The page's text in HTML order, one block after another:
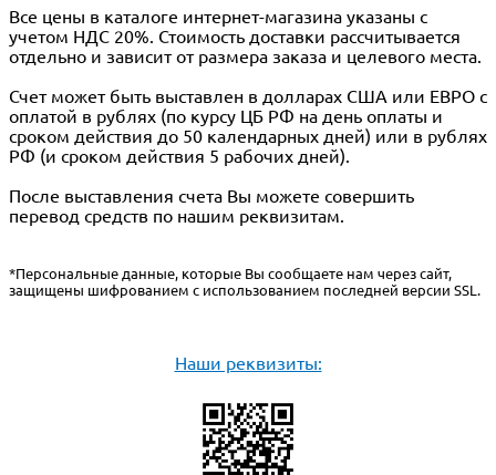
Все цены в каталоге интернет-магазина указаны с
учетом НДС 20%. Стоимость доставки рассчитывается
отдельно и зависит от размера заказа и целевого места.
Счет может быть выставлен в долларах США или ЕВРО с
оплатой в рублях (по курсу ЦБ РФ на день оплаты и
сроком действия до 50 календарных дней) или в рублях
РФ (и сроком действия 5 рабочих дней).
После выставления счета Вы можете совершить
перевод средств по нашим реквизитам.
*Персональные данные, которые Вы сообщаете нам через сайт,
защищены шифрованием с использованием последней версии SSL.
Наши реквизиты: